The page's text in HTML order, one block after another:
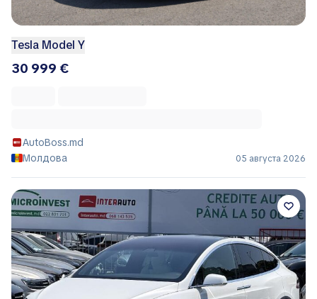
Tesla Model Y
30 999 €
AutoBoss.md
Молдова
05 августа 2026